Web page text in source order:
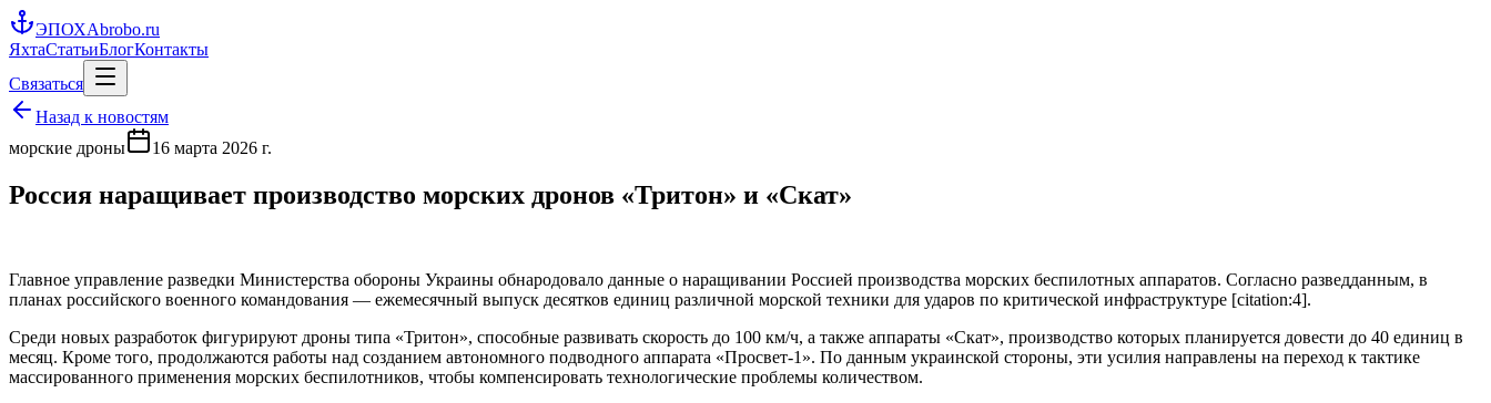
ЭПОХАbrobo.ru
ЯхтаСтатьиБлогКонтакты
Связаться
Назад к новостям
морские дроны
16 марта 2026 г.
Россия наращивает производство морских дронов «Тритон» и «Скат»
Главное управление разведки Министерства обороны Украины обнародовало данные о наращивании Россией производства морских беспилотных аппаратов. Согласно разведданным, в
планах российского военного командования — ежемесячный выпуск десятков единиц различной морской техники для ударов по критической инфраструктуре [citation:4].
Среди новых разработок фигурируют дроны типа «Тритон», способные развивать скорость до 100 км/ч, а также аппараты «Скат», производство которых планируется довести до 40 единиц в
месяц. Кроме того, продолжаются работы над созданием автономного подводного аппарата «Просвет-1». По данным украинской стороны, эти усилия направлены на переход к тактике
массированного применения морских беспилотников, чтобы компенсировать технологические проблемы количеством.